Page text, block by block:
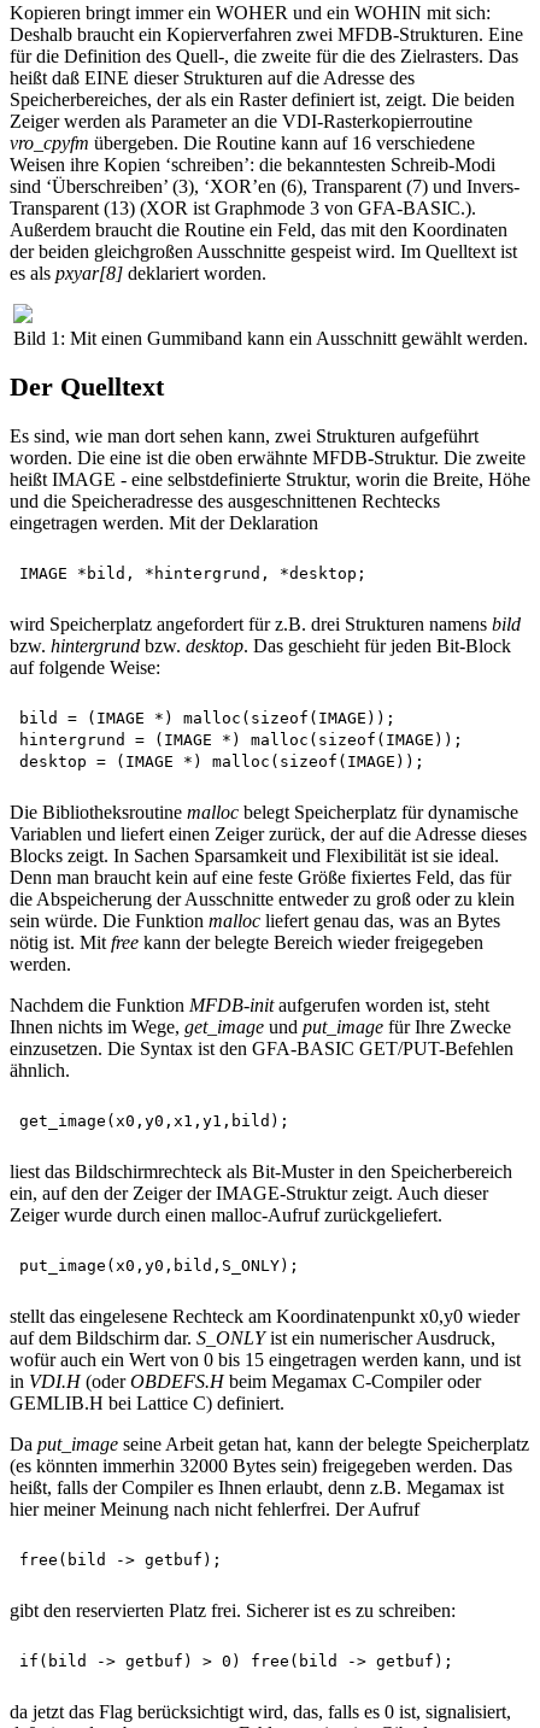
Kopieren bringt immer ein WOHER und ein WOHIN mit sich:
Deshalb braucht ein Kopierverfahren zwei MFDB-Strukturen. Eine
für die Definition des Quell-, die zweite für die des Zielrasters. Das
heißt daß EINE dieser Strukturen auf die Adresse des
Speicherbereiches, der als ein Raster definiert ist, zeigt. Die beiden
Zeiger werden als Parameter an die VDI-Rasterkopierroutine
vro_cpyfm übergeben. Die Routine kann auf 16 verschiedene
Weisen ihre Kopien ‘schreiben’: die bekanntesten Schreib-Modi
sind ‘Überschreiben’ (3), ‘XOR’en (6), Transparent (7) und Invers-
Transparent (13) (XOR ist Graphmode 3 von GFA-BASIC.).
Außerdem braucht die Routine ein Feld, das mit den Koordinaten
der beiden gleichgroßen Ausschnitte gespeist wird. Im Quelltext ist
es als pxyar[8] deklariert worden.
Bild 1: Mit einen Gummiband kann ein Ausschnitt gewählt werden.
Der Quelltext
Es sind, wie man dort sehen kann, zwei Strukturen aufgeführt
worden. Die eine ist die oben erwähnte MFDB-Struktur. Die zweite
heißt IMAGE - eine selbstdefinierte Struktur, worin die Breite, Höhe
und die Speicheradresse des ausgeschnittenen Rechtecks
eingetragen werden. Mit der Deklaration
wird Speicherplatz angefordert für z.B. drei Strukturen namens bild
bzw. hintergrund bzw. desktop. Das geschieht für jeden Bit-Block
auf folgende Weise:
bild = (IMAGE *) malloc(sizeof(IMAGE));
hintergrund = (IMAGE *) malloc(sizeof(IMAGE));
Die Bibliotheksroutine malloc belegt Speicherplatz für dynamische
Variablen und liefert einen Zeiger zurück, der auf die Adresse dieses
Blocks zeigt. In Sachen Sparsamkeit und Flexibilität ist sie ideal.
Denn man braucht kein auf eine feste Größe fixiertes Feld, das für
die Abspeicherung der Ausschnitte entweder zu groß oder zu klein
sein würde. Die Funktion malloc liefert genau das, was an Bytes
nötig ist. Mit free kann der belegte Bereich wieder freigegeben
werden.
Nachdem die Funktion MFDB-initaufgerufen worden ist, steht
Ihnen nichts im Wege, get_image und put_image für Ihre Zwecke
einzusetzen. Die Syntax ist den GFA-BASIC GET/PUT-Befehlen
ähnlich.
liest das Bildschirmrechteck als Bit-Muster in den Speicherbereich
ein, auf den der Zeiger der IMAGE-Struktur zeigt. Auch dieser
Zeiger wurde durch einen malloc-Aufruf zurückgeliefert.
stellt das eingelesene Rechteck am Koordinatenpunkt x0,y0 wieder
auf dem Bildschirm dar. S_ONLYist ein numerischer Ausdruck,
wofür auch ein Wert von 0 bis 15 eingetragen werden kann, und ist
in VDI.H(oderOBDEFS.Hbeim Megamax C-Compiler oder
GEMLIB.H bei Lattice C) definiert.
Da put_image seine Arbeit getan hat, kann der belegte Speicherplatz
(es könnten immerhin 32000 Bytes sein) freigegeben werden. Das
heißt, falls der Compiler es Ihnen erlaubt, denn z.B. Megamax ist
hier meiner Meinung nach nicht fehlerfrei. Der Aufruf
gibt den reservierten Platz frei. Sicherer ist es zu schreiben:
da jetzt das Flag berücksichtigt wird, das, falls es 0 ist, signalisiert,